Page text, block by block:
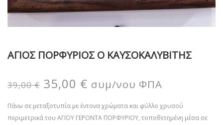
ΑΓΙΟΣ ΠΟΡΦΥΡΙΟΣ Ο ΚΑΥΣΟΚΑΛΥΒΙΤΗΣ
39,00€ 35,00 € συμ/νου ΦΠΑ
Πάνω σε μεταξοτυπία με έντονα χρώματα και φύλλο χρυσού
περιμετρικά του ΑΓΙΟΥ ΓΕΡΟΝΤΑ ΠΟΡΦΥΡΙΟΥ, τοποθετημένη μέσα σε